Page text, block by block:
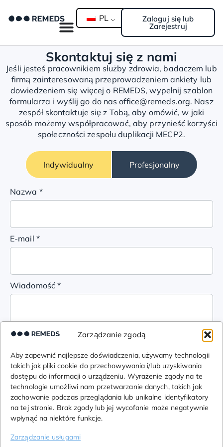
Zarządzanie zgodą
Aby zapewnić najlepsze doświadczenia, używamy technologii
takich jak pliki cookie do przechowywania i/lub uzyskiwania
dostępu do informacji o urządzeniu. Wyrażenie zgody na te
technologie umożliwi nam przetwarzanie danych, takich jak
zachowanie podczas przeglądania lub unikalne identyfikatory
na tej stronie. Brak zgody lub jej wycofanie może negatywnie
wpłynąć na niektóre funkcje.
Zarządzanie usługami
PL Zaloguj się lub
Zarejestruj
Skontaktuj się z nami
Jeśli jesteś pracownikiem służby zdrowia, badaczem lub
firmą zainteresowaną przeprowadzeniem ankiety lub
dowiedzeniem się więcej o REMEDS, wypełnij szablon
formularza i wyślij go do nas office@remeds.org. Nasz
zespół skontaktuje się z Tobą, aby omówić, w jaki
sposób możemy współpracować, aby przynieść korzyści
społeczności zespołu duplikacji MECP2.
Indywidualny Profesjonalny
Nazwa *
E-mail *
Wiadomość *
Wyślij wiadomość